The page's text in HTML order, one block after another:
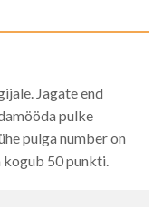
Jagate end
pulke
pulga number on
kogub 50 punkti.